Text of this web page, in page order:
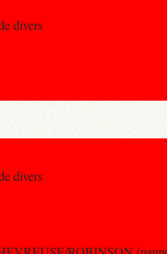
divers
divers